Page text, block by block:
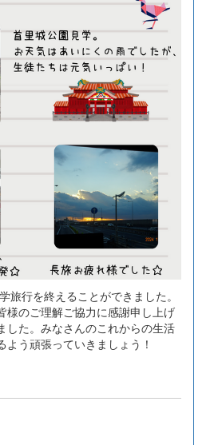
行を終えることができました。
様のご理解ご協力に感謝申し上げ
した。みなさんのこれからの生活
う頑張っていきましょう！